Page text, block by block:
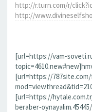
http://r.turn.com/r/
http://
[url=https://vam-
[url=https://
[url=https://
beraber-